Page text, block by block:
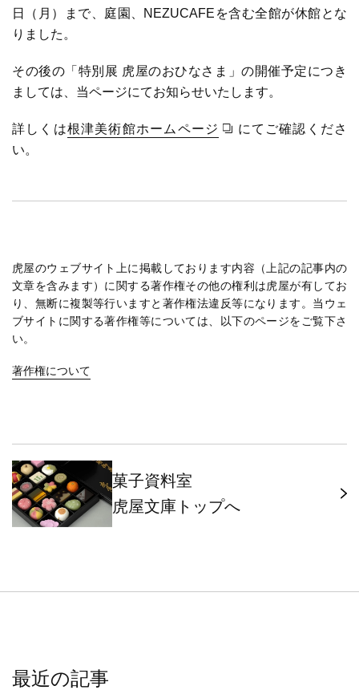
日（月）まで、庭園、NEZUCAFEを含む全館が休館とな
りました。
その後の「特別展 虎屋のおひなさま」の開催予定につき
ましては、当ページにてお知らせいたします。
詳しくは根津美術館ホームページ
にてご確認くださ
い。
虎屋のウェブサイト上に掲載しております内容（上記の記事内の
文章を含みます）に関する著作権その他の権利は虎屋が有してお
り、無断に複製等行いますと著作権法違反等になります。当ウェ
ブサイトに関する著作権等については、以下のページをご覧下さ
い。
著作権について
菓子資料室
虎屋文庫トップへ
最近の記事